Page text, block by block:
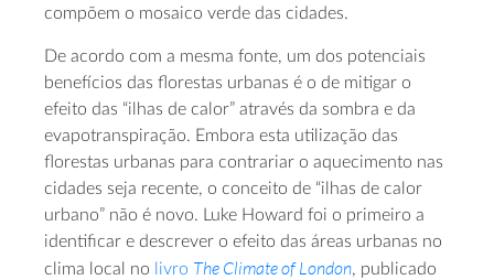
compõem o mosaico verde das cidades.
De acordo com a mesma fonte, um dos potenciais
benefícios das florestas urbanas é o de mitigar o
efeito das “ilhas de calor” através da sombra e da
evapotranspiração. Embora esta utilização das
florestas urbanas para contrariar o aquecimento nas
cidades seja recente, o conceito de “ilhas de calor
urbano” não é novo. Luke Howard foi o primeiro a
identificar e descrever o efeito das áreas urbanas no
clima local no
livro The Climate of London, publicado